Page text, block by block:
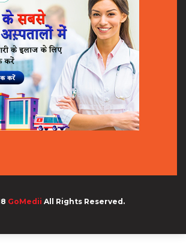
GoMedii All Rights Reserved.